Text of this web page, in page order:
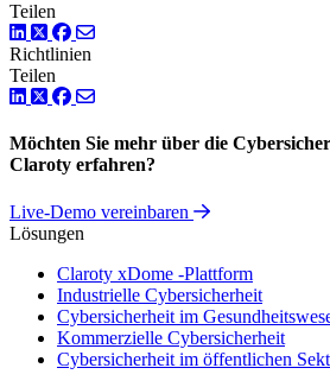
Teilen
LinkedIn
TwitterFacebook
Richtlinien
Teilen
LinkedIn
TwitterFacebook
Möchten Sie mehr über die
Claroty erfahren?
Live-Demo vereinbaren
Lösungen
Claroty xDome -Plattform
Industrielle Cybersicherheit
Cybersicherheit im
Kommerzielle Cybersicherheit
Cybersicherheit im öffentlichen